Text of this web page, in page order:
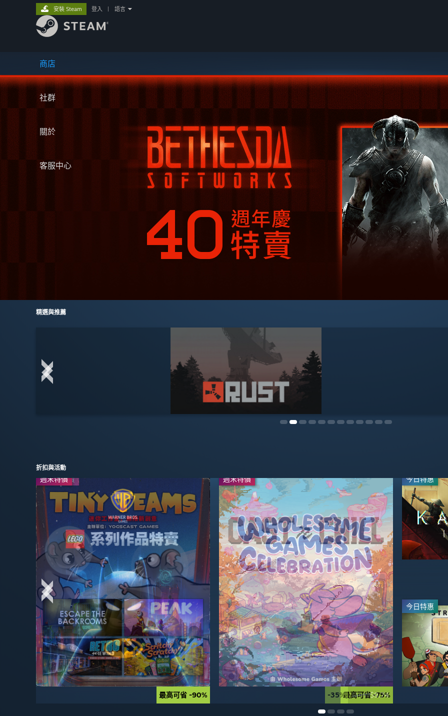
商店
社群
關於
客服中心
安裝 Steam 登入 語言
精選與推薦
折扣與活動
週末特價
最高可省 -90%
週末特價
最高可省 -75%
今日特惠
今日特惠
系列作特賣
最高可省 -90%
週末特價
-35% $14.99$9.74
直播
-67% $69.99 $23.09
-95% $59.99$2.99
-50% $39.99$19.99
-67% $49.99$16.49
-65% $39.99 $13.99
-20% $24.99$19.99
-20% $69.99$55.99
-20% $19.90$15.92